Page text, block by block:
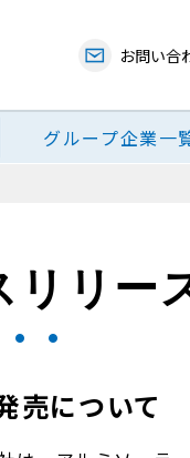
お問い合
グループ企業一
リリー
売について